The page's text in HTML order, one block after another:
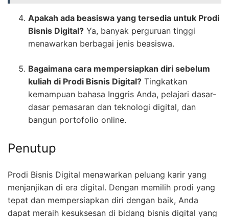
Apakah ada beasiswa yang tersedia untuk Prodi
Bisnis Digital? Ya, banyak perguruan tinggi
menawarkan berbagai jenis beasiswa.
Bagaimana cara mempersiapkan diri sebelum
kuliah di Prodi Bisnis Digital? Tingkatkan
kemampuan bahasa Inggris Anda, pelajari dasar-
dasar pemasaran dan teknologi digital, dan
bangun portofolio online.
Penutup
Prodi Bisnis Digital menawarkan peluang karir yang
menjanjikan di era digital. Dengan memilih prodi yang
tepat dan mempersiapkan diri dengan baik, Anda
dapat meraih kesuksesan di bidang bisnis digital yang